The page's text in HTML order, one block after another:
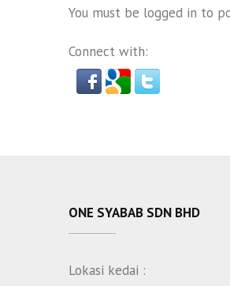
You must be logged in to
Connect with:
ONE SYABAB SDN BHD
Lokasi kedai :